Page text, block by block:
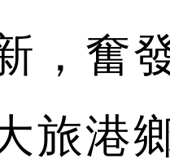
，奮
旅港